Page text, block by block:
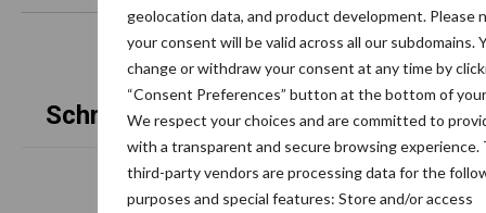
geolocation data, and product development. Please
your consent will be valid across all our subdomains.
change or withdraw your consent at any time by
“Consent Preferences” button at the bottom of
We respect your choices and are committed to
with a transparent and secure browsing experience.
third-party vendors are processing data for the
purposes and special features: Store and/or access
Schrijf u in voor onze nieuwsbrief
6 + 8 = *